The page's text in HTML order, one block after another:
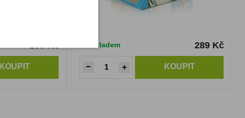
289 Kč
KOUPIT
Skladem 289 Kč
KOUPIT